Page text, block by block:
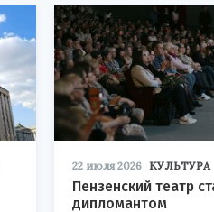
22 июля 2026 КУЛЬТУРА
Пензенский театр
дипломантом